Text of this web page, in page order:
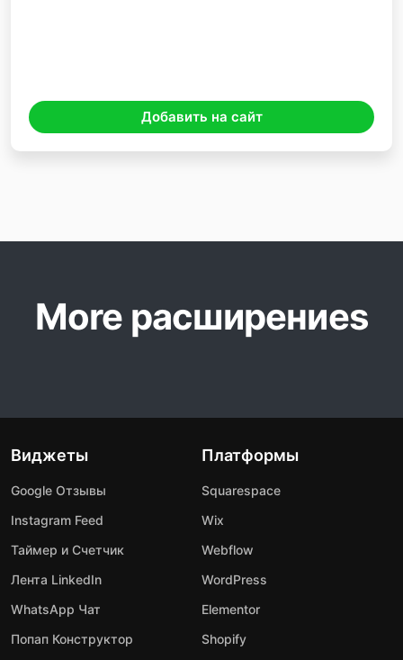
Добавить на сайт
More расширениеs
Виджеты
Google Отзывы
Instagram Feed
Таймер и Счетчик
Лента LinkedIn
WhatsApp Чат
Попап Конструктор
Платформы
Squarespace
Wix
Webflow
WordPress
Elementor
Shopify